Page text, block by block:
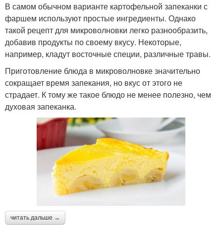
В самом обычном варианте картофельной запеканки с
фаршем используют простые ингредиенты. Однако
такой рецепт для микроволновки легко разнообразить,
добавив продукты по своему вкусу. Некоторые,
например, кладут восточные специи, различные травы.
Приготовление блюда в микроволновке значительно
сокращает время запекания, но вкус от этого не
страдает. К тому же такое блюдо не менее полезно, чем
духовая запеканка.
читать дальше →